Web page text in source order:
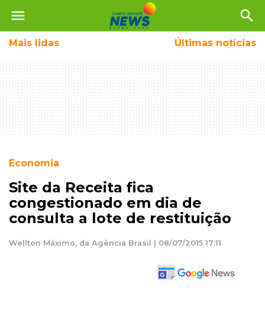
menu search
Mais lidas Últimas notícias
Economia
Site da Receita fica
congestionado em dia de
consulta a lote de restituição
Wellton Máximo, da Agência Brasil | 08/07/2015 17:11